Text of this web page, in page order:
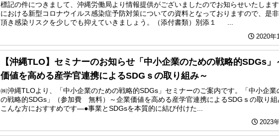
標記の件につきまして、沖縄労働局より情報提供がございましたのでお知らせいたしま
における新型コロナウイルス感染症予防対策についての資料となっておりますので、是
頂き感染リスクを少しでも抑えていきましょう。（添付書類）別添１ ...
2020年
【沖縄TLO】セミナーのお知らせ「中小企業のための戦略的SDGs」
価値を高める産学官連携によるSDGｓの取り組み～
㈱沖縄TLOより、「中小企業のための戦略的SDGs」セミナーのご案内です。「中小企業
の戦略的SDGs」（参加費 無料）～企業価値を高める産学官連携によるSDGｓの取り
こんな方におすすめです―●事業とSDGsを本質的に結び付けた...
2023